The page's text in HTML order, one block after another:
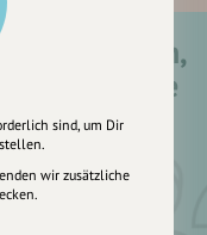
dich,
dir Einträge
merken
sind, um Dir
wir zusätzliche